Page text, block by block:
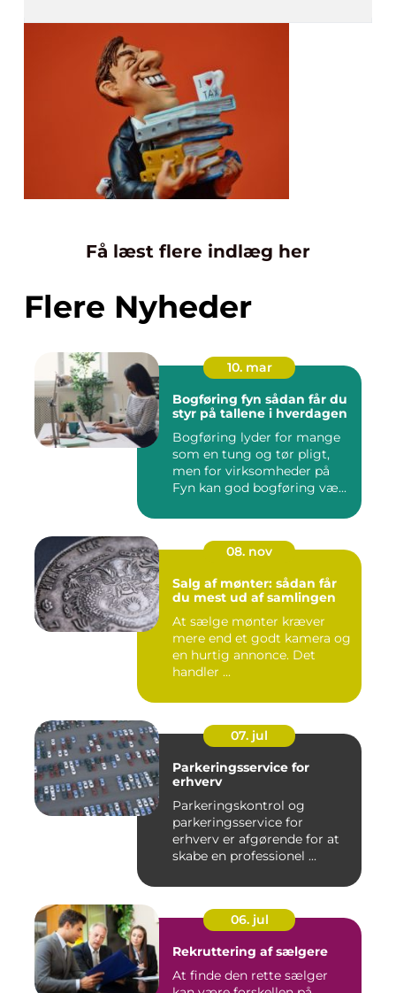
Få læst flere indlæg her
Flere Nyheder
10. mar
Bogføring fyn sådan får du
styr på tallene i hverdagen
Bogføring lyder for mange
som en tung og tør pligt,
men for virksomheder på
Fyn kan god bogføring væ...
08. nov
Salg af mønter: sådan får
du mest ud af samlingen
At sælge mønter kræver
mere end et godt kamera og
en hurtig annonce. Det
handler ...
07. jul
Parkeringsservice for
erhverv
Parkeringskontrol og
parkeringsservice for
erhverv er afgørende for at
skabe en professionel ...
06. jul
Rekruttering af sælgere
At finde den rette sælger